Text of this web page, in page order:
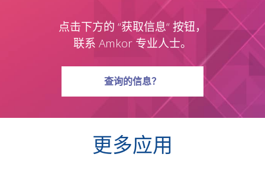
点击下方的 “获取信息“ 按钮，
联系 Amkor 专业人士。
查询有关问题
的信息？
更多应用